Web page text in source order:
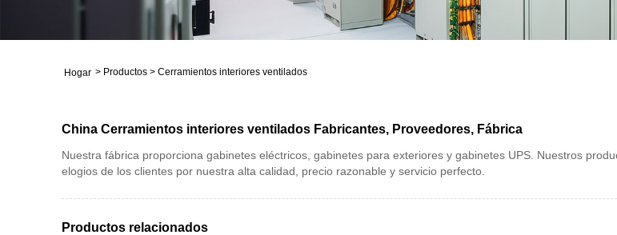
Hogar > Productos > Cerramientos interiores ventilados
China Cerramientos interiores ventilados Fabricantes, Proveedores, Fábrica
Nuestra fábrica proporciona gabinetes eléctricos, gabinetes para exteriores y gabinetes UPS. Nuestros
elogios de los clientes por nuestra alta calidad, precio razonable y servicio perfecto.
Productos relacionados